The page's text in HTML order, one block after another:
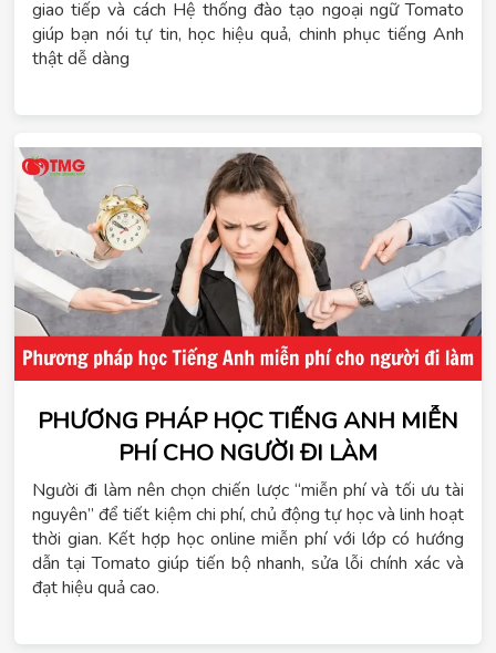
giao tiếp và cách Hệ thống đào tạo ngoại ngữ Tomato
giúp bạn nói tự tin, học hiệu quả, chinh phục tiếng Anh
thật dễ dàng
PHƯƠNG PHÁP HỌC TIẾNG ANH MIỄN
PHÍ CHO NGƯỜI ĐI LÀM
Người đi làm nên chọn chiến lược “miễn phí và tối ưu tài
nguyên” để tiết kiệm chi phí, chủ động tự học và linh hoạt
thời gian. Kết hợp học online miễn phí với lớp có hướng
dẫn tại Tomato giúp tiến bộ nhanh, sửa lỗi chính xác và
đạt hiệu quả cao.